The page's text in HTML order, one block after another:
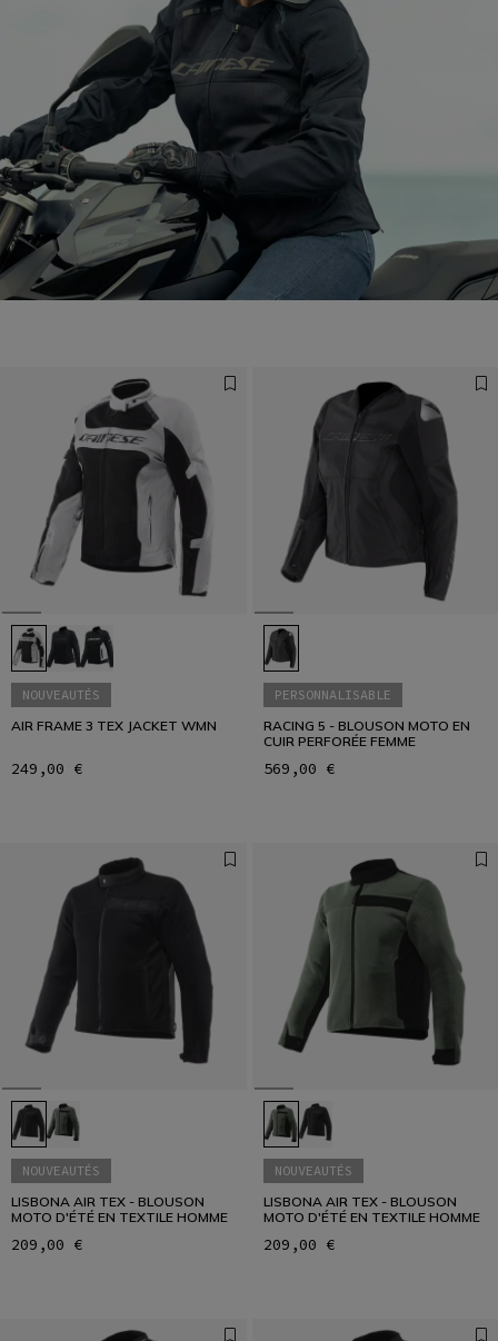
Comment s'habiller à moto en été : protection,
ventilation et confort.
LIRE LE GUIDE
NOUVEAUTÉS
AIR FRAME 3 TEX JACKET WMN
249,00 €
PERSONNALISABLE
RACING 5 - BLOUSON MOTO EN
CUIR PERFORÉE FEMME
569,00 €
NOUVEAUTÉS
LISBONA AIR TEX - BLOUSON
MOTO D'ÉTÉ EN TEXTILE HOMME
209,00 €
NOUVEAUTÉS
LISBONA AIR TEX - BLOUSON
MOTO D'ÉTÉ EN TEXTILE HOMME
209,00 €